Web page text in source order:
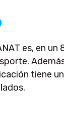
es, en un
tiene